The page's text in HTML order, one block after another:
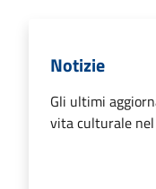
Notizie
Gli ultimi
vita culturale nel